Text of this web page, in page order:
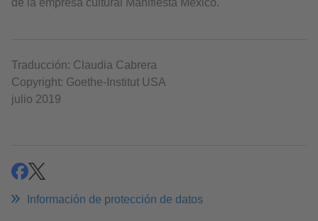
de la empresa cultural Manifiesta México.
Traducción: Claudia Cabrera
Copyright: Goethe-Institut USA
julio 2019
compartir
compartir
Información de protección de datos